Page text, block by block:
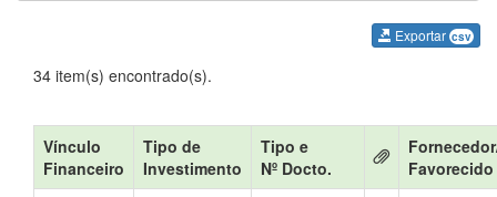
Exportar csv
34 item(s) encontrado(s).
Vínculo
Financeiro
Tipo de
Investimento
Tipo e
Nº Docto.
Favorecido